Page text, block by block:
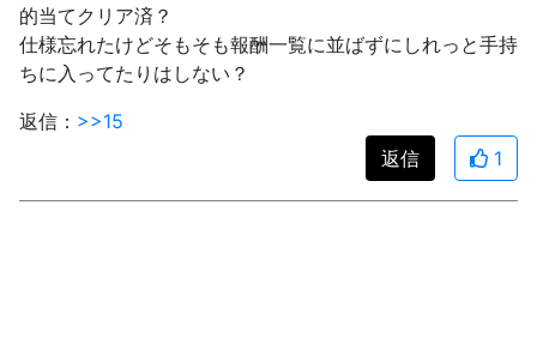
的当てクリア済？
仕様忘れたけどそもそも報酬一覧に並ばずにしれっと手持
ちに入ってたりはしない？
返信： >>15
返信
1